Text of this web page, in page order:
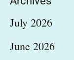
July 2026
June 2026